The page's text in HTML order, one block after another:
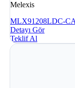
Melexis
MLX91208LDC-
Detayı Gör
Teklif Al